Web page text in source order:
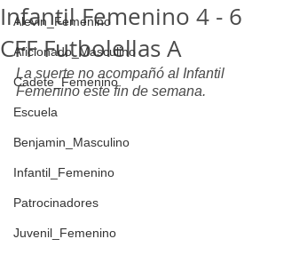
Alevin_Femenino
Aficionado_Masculino
Cadete_Femenino
Escuela
Benjamin_Masculino
Infantil_Femenino
Patrocinadores
Juvenil_Femenino
Infantil Femenino 4 - 6
CFF Futbolellas A
La suerte no acompañó al Infantil
Femenino este fin de semana.